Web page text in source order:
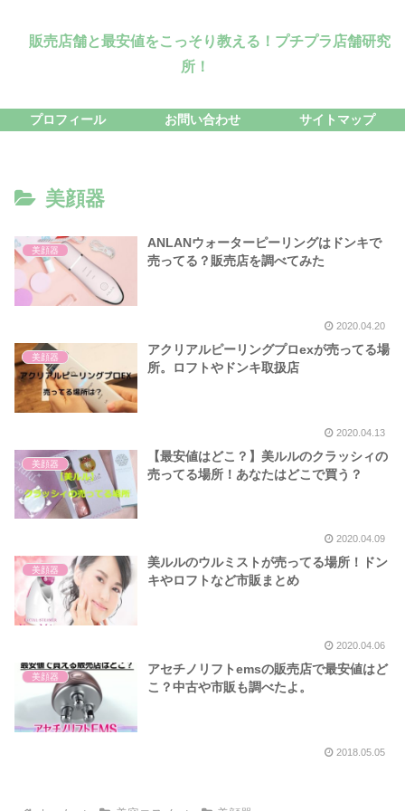
販売店舗と最安値をこっそり教える！プチプラ店舗研究
所！
プロフィール お問い合わせ サイトマップ
美顔器
美顔器
ANLANウォーターピーリングはドンキで
売ってる？販売店を調べてみた
2020.04.20
美顔器
アクリアルピーリングプロexが売ってる場
所。ロフトやドンキ取扱店
2020.04.13
美顔器
【最安値はどこ？】美ルルのクラッシィの
売ってる場所！あなたはどこで買う？
2020.04.09
美顔器
美ルルのウルミストが売ってる場所！ドン
キやロフトなど市販まとめ
2020.04.06
美顔器
アセチノリフトemsの販売店で最安値はど
こ？中古や市販も調べたよ。
2018.05.05